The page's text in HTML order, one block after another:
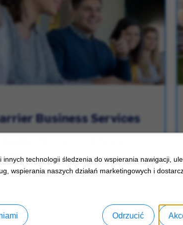
innych technologii śledzenia do wspierania nawigacji,
wspierania naszych działań marketingowych i
Odrzucić
Business Services